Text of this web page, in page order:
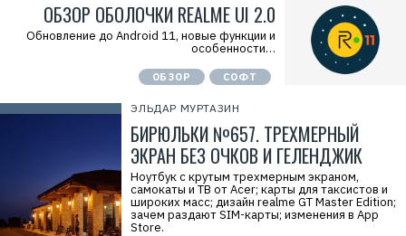
ОБЗОР ОБОЛОЧКИ REALME UI 2.0
Обновление до Android 11, новые функции и
особенности…
ОБЗОР СОФТ
ЭЛЬДАР МУРТАЗИН
БИРЮЛЬКИ №657. ТРЕХМЕРНЫЙ
ЭКРАН БЕЗ ОЧКОВ И ГЕЛЕНДЖИК
Ноутбук с крутым трехмерным экраном,
самокаты и ТВ от Acer; карты для таксистов и
широких масс; дизайн realme GT Master Edition;
зачем раздают SIM-карты; изменения в App
Store.